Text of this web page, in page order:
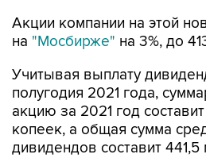
Акции компании на этой
на "Мосбирже" на 3%, до
Учитывая выплату
полугодия 2021 года,
акцию за 2021 год
копеек, а общая сумма
дивидендов составит